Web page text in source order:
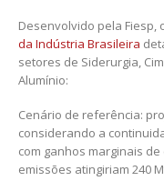
Desenvolvido pela Fiesp,
da Indústria Brasileira
setores de Siderurgia,
Alumínio:
Cenário de referência:
considerando a
com ganhos marginais
emissões atingiriam 240